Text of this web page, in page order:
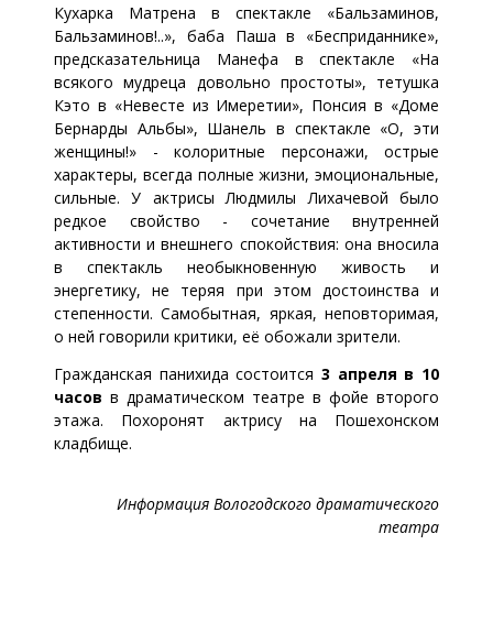
Кухарка Матрена в спектакле «Бальзаминов,
Бальзаминов!..», баба Паша в «Бесприданнике»,
предсказательница Манефа в спектакле «На
всякого мудреца довольно простоты», тетушка
Кэто в «Невесте из Имеретии», Понсия в «Доме
Бернарды Альбы», Шанель в спектакле «О, эти
женщины!» - колоритные персонажи, острые
характеры, всегда полные жизни, эмоциональные,
сильные. У актрисы Людмилы Лихачевой было
редкое свойство - сочетание внутренней
активности и внешнего спокойствия: она вносила
в спектакль необыкновенную живость и
энергетику, не теряя при этом достоинства и
степенности. Самобытная, яркая, неповторимая,
о ней говорили критики, её обожали зрители.
Гражданская панихида состоится 3 апреля в 10
часов в драматическом театре в фойе второго
этажа. Похоронят актрису на Пошехонском
кладбище.
Информация Вологодского драматического
театра